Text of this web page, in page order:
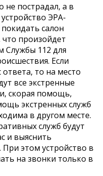
не пострадал, а в
ЭРА-
салон
произойдет
Службы 112 для
Если
то на место
все экстренные
скорая помощь,
экстренных служб
в другом месте.
служб будут
и выяснить
этом устройство в
на звонки только в